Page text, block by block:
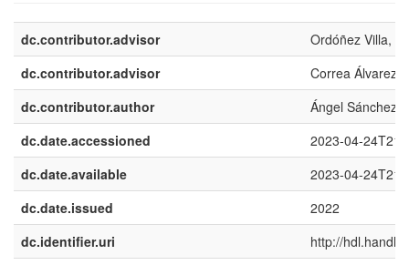
dc.contributor.advisor
Ordóñez Villa,
dc.contributor.advisor
Correa Álvarez,
dc.contributor.author
Ángel Sánchez,
dc.date.accessioned
2023-04-
dc.date.available
2023-04-
dc.date.issued
2022
dc.identifier.uri
http://